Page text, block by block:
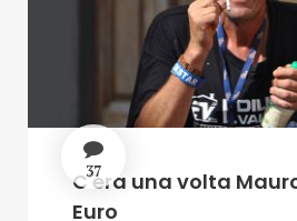
37
C'era una volta
Euro